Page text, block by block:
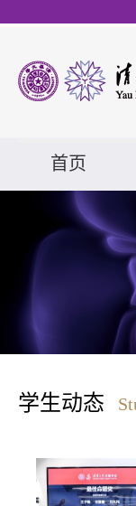
首页
学生动态